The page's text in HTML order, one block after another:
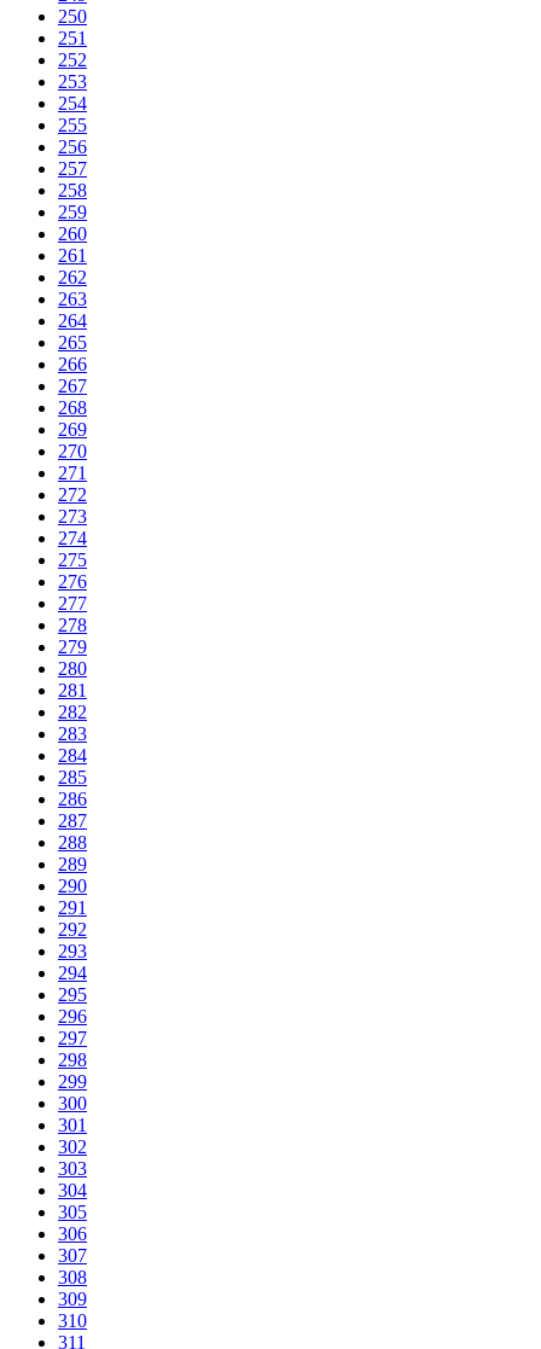
250
251
252
253
254
255
256
257
258
259
260
261
262
263
264
265
266
267
268
269
270
271
272
273
274
275
276
277
278
279
280
281
282
283
284
285
286
287
288
289
290
291
292
293
294
295
296
297
298
299
300
301
302
303
304
305
306
307
308
309
310
311